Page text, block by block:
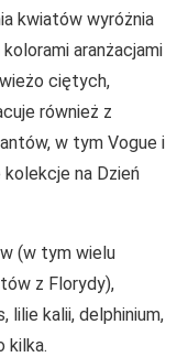
kwiatów wyróżnia
aranżacjami
ciętych,
również z
w tym Vogue i
na Dzień
(w tym wielu
z Florydy),
lilie kalii, delphinium,
kilka.